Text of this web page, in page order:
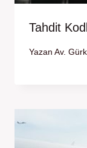
Tahdit
Yazan Av.